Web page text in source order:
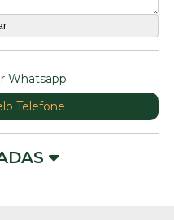
Whatsapp
Telefone